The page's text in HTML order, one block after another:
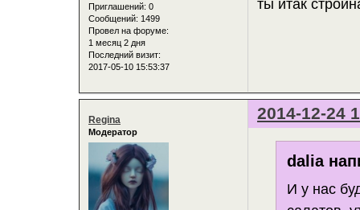
Приглашений: 0
Сообщений: 1499
Провел на форуме:
1 месяц 2 дня
Последний визит:
2017-05-10 15:53:37
ты итак
2014-12-24
Regina
Модератор
dalia
И у нас